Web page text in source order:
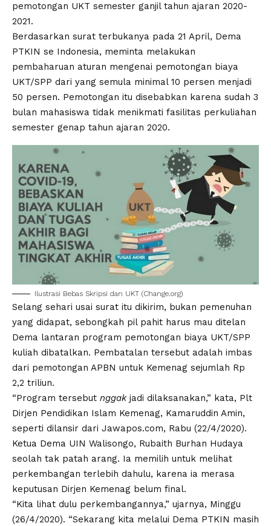
pemotongan UKT semester ganjil tahun ajaran 2020-
2021.
Berdasarkan surat terbukanya pada 21 April, Dema
PTKIN se Indonesia, meminta melakukan
pembaharuan aturan mengenai pemotongan biaya
UKT/SPP dari yang semula minimal 10 persen menjadi
50 persen. Pemotongan itu disebabkan karena sudah 3
bulan mahasiswa tidak menikmati fasilitas perkuliahan
semester genap tahun ajaran 2020.
Ilustrasi Bebas Skripsi dan UKT (Change.org)
Selang sehari usai surat itu dikirim, bukan pemenuhan
yang didapat, sebongkah pil pahit harus mau ditelan
Dema lantaran program pemotongan biaya UKT/SPP
kuliah dibatalkan. Pembatalan tersebut adalah imbas
dari pemotongan APBN untuk Kemenag sejumlah Rp
2,2 triliun.
“Program tersebut nggakjadi dilaksanakan,” kata, Plt
Dirjen Pendidikan Islam Kemenag, Kamaruddin Amin,
seperti dilansir dari Jawapos.com, Rabu (22/4/2020).
Ketua Dema UIN Walisongo, Rubaith Burhan Hudaya
seolah tak patah arang. Ia memilih untuk melihat
perkembangan terlebih dahulu, karena ia merasa
keputusan Dirjen Kemenag belum final.
“Kita lihat dulu perkembangannya,” ujarnya, Minggu
(26/4/2020). “Sekarang kita melalui Dema PTKIN masih